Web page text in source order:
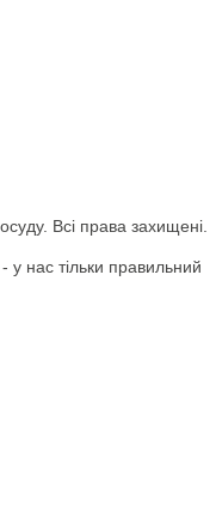
Всі права захищені.
у нас тільки правильний